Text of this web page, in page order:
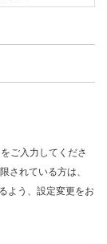
ご入力してくださ
されている方は、
よう、設定変更をお